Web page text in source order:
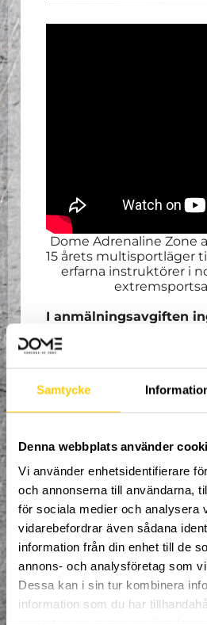
Samtycke
Denna webbplats använder
Vi använder enhetsidentifierare
och annonserna till användarna,
för sociala medier och analysera
vidarebefordrar även sådana
information från din enhet till de
annons- och analysföretag som
Dessa kan i sin tur kombinera
information som du har
Dome Adrenaline Zone
15 årets multisportläger
erfarna instruktörer i
I anmälningsavgiften
Mellanmål
aktiviteter.
spontan träning.
Tävlingar.
Lekar.
Inga lägertröjor ingår i
butik vid receptionen
valfria tröjor. I
det att deltagaren ska
detta begärs på grund